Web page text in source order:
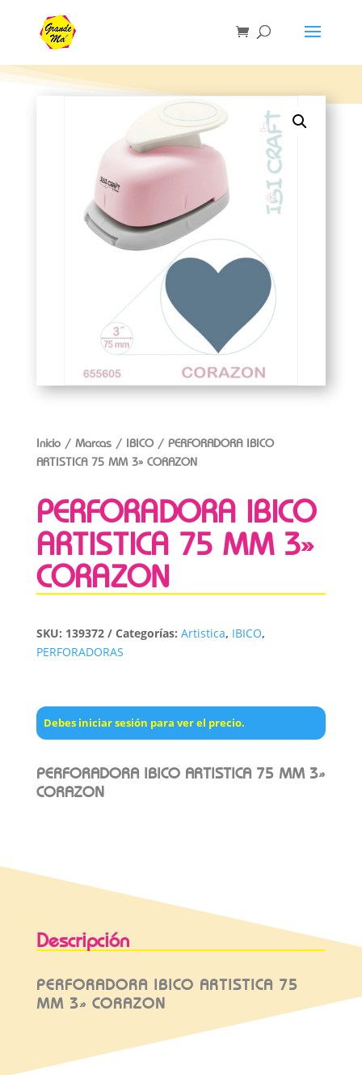
Inicio/ Marcas/ IBICO/ PERFORADORA IBICO
ARTISTICA 75 MM 3» CORAZON
PERFORADORA IBICO
ARTISTICA 75 MM 3»
CORAZON
SKU: 139372 Categorías: Artistica, IBICO,
PERFORADORAS
Debes iniciar sesión para ver el precio.
PERFORADORA IBICO ARTISTICA 75 MM 3»
CORAZON
Descripción
PERFORADORA IBICO ARTISTICA 75
MM 3» CORAZON